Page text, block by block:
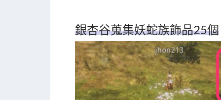
銀杏谷蒐集妖蛇族飾品25個